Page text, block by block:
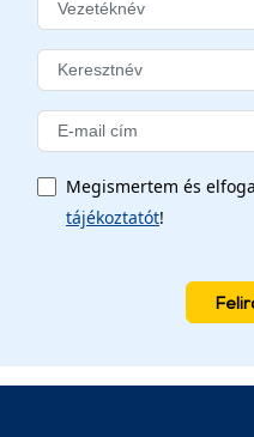
Megismertem és
tájékoztatót!